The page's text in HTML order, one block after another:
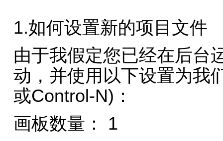
1.如何设置新的项目文件
由于我假定您已经在后台
动，并使用以下设置为我
或Control-N)：
画板数量： 1